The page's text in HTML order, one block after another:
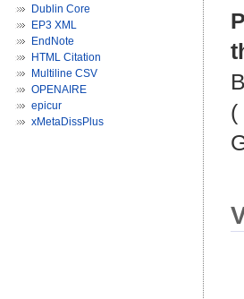
Dublin Core
EP3 XML
EndNote
HTML Citation
Multiline CSV
OPENAIRE
epicur
xMetaDissPlus
(